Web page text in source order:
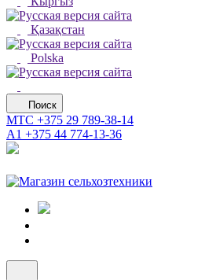
Қазақстан
Polska
Поиск
МТС +375 29 789-38-14
А1 +375 44 774-13-36